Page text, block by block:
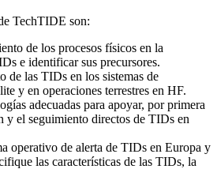
TechTIDE son:
de los procesos físicos en la
e identificar sus precursores.
de las TIDs en los sistemas de
y en operaciones terrestres en HF.
adecuadas para apoyar, por primera
y el seguimiento directos de TIDs en
operativo de alerta de TIDs en Europa y
las características de las TIDs, la